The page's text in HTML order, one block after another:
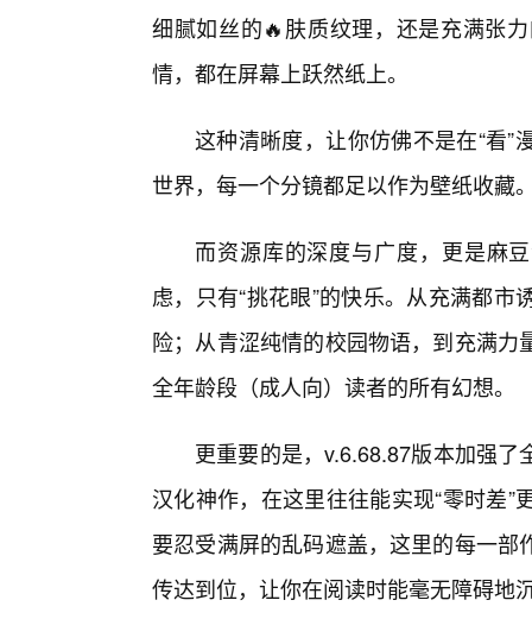
细腻如丝的🔥肤质纹理，还是充满张
情，都在屏幕上跃然纸上。
这种清晰度，让你仿佛不是在“看
世界，每一个分镜都足以作为壁纸收藏
而资源库的深度与广度，更是麻
虑，只有“挑花眼”的快乐。从充满都
险；从青涩纯情的校园物语，到充满
全年龄段（成人向）读者的所有幻想。
更重要的是，v.6.68.87版本加强
汉化神作，在这里往往能实现“零时差
要忍受满屏的乱码遮盖，这里的每一
传达到位，让你在阅读时能毫无障碍地